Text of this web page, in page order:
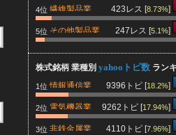
4位 繊維製品業 423レス [8.73%]
5位 その他製品業 247レス [5.1%]
株式銘柄 業種別 yahooトピ数 ラン
1位 情報通信業 9396トピ [18.2%]
2位 電気機器業 9262トピ [17.94%]
3位 非鉄金属業 4110トピ [7.96%]